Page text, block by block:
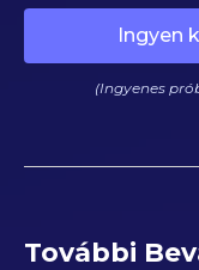
Ingyen
(Ingyenes
További